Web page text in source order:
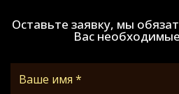
Оставьте заявку, мы
Вас